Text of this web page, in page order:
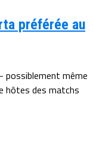
préférée au
possiblement même
hôtes des matchs